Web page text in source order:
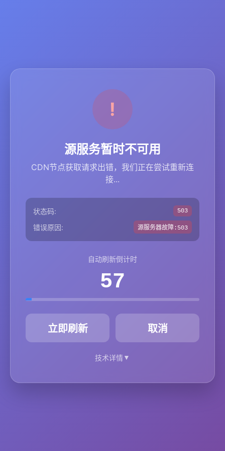
源服务暂时不可用
CDN节点获取请求出错，我们正在尝试重新连
接...
状态码: 503
错误原因: 源服务器故障:503
自动刷新倒计时
57
立即刷新 取消
技术详情▼